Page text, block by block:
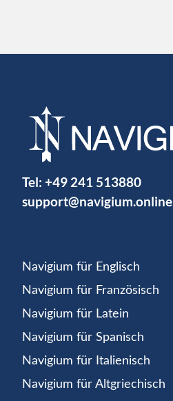
Tel: +49 241 513880
support@navigium.online
Navigium für Englisch
Navigium für Französisch
Navigium für Latein
Navigium für Spanisch
Navigium für Italienisch
Navigium für Altgriechisch